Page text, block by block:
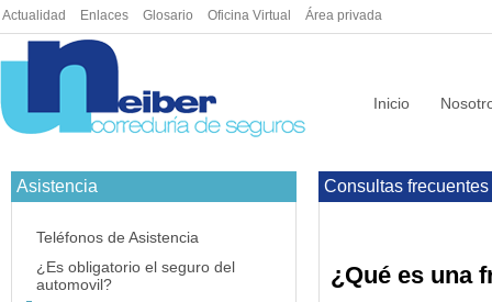
Actualidad Enlaces Glosario Oficina Virtual Área privada
Inicio
Asistencia
Teléfonos de Asistencia
¿Es obligatorio el seguro del
automovil?
Consultas frecuentes
¿Qué es una